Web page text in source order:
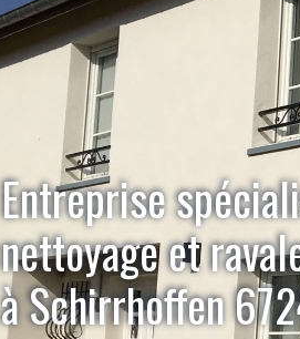
Entreprise
nettoyage et
à Schirrhoffen